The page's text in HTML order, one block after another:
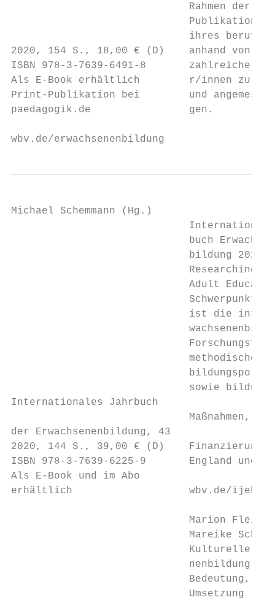
Rahmen der
Publikation
ihres
2020, 154 S., 18,00 € (D)    anhand von
ISBN 978-3-7639-6491-8       zahlreicher
Als E-Book erhältlich        r/innen zu
Print-Publikation bei        und
paedagogik.de                gen.
wbv.de/erwachsenenbildung
Michael Schemmann (Hg.)
buch
                             bildung 2020
Researching
Adult
Schwerpunkt
ist die
methodische
sowie
Internationales Jahrbuch
Maßnahmen,
der Erwachsenenbildung, 43
2020, 144 S., 39,00 € (D)    Finanzierung
ISBN 978-3-7639-6225-9       England und
Als E-Book und im Abo
erhältlich                   wbv.de/ijeb
Marion
Mareike
Kulturelle
                             nenbildung
Bedeutung,
                             Umsetzung